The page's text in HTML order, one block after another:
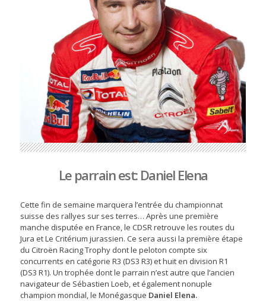
Le parrain est: Daniel Elena
Cette fin de semaine marquera l’entrée du championnat
suisse des rallyes sur ses terres… Après une première
manche disputée en France, le CDSR retrouve les routes du
Jura et Le Critérium jurassien. Ce sera aussi la première étape
du Citroën Racing Trophy dont le peloton compte six
concurrents en catégorie R3 (DS3 R3) et huit en division R1
(DS3 R1). Un trophée dont le parrain n’est autre que l’ancien
navigateur de Sébastien Loeb, et également nonuple
champion mondial, le Monégasque Daniel Elena.